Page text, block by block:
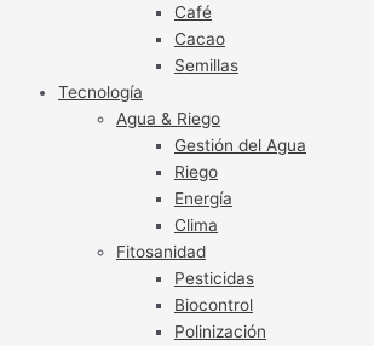
Café
Cacao
Semillas
Tecnología
Agua & Riego
Gestión del Agua
Riego
Energía
Clima
Fitosanidad
Pesticidas
Biocontrol
Polinización